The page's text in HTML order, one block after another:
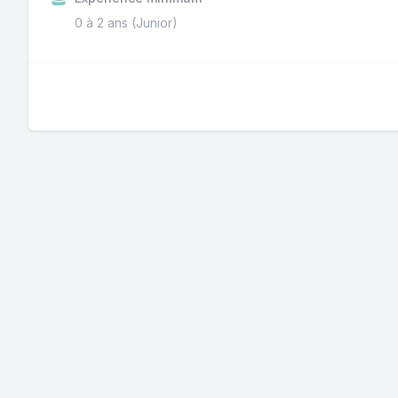
0 à 2 ans (Junior)